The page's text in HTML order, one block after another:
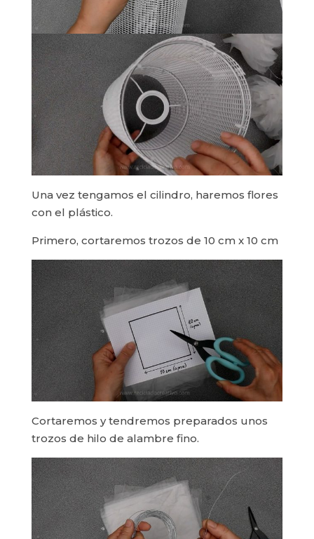
Una vez tengamos el cilindro, haremos flores
con el plástico.
Primero, cortaremos trozos de 10 cm x 10 cm
Cortaremos y tendremos preparados unos
trozos de hilo de alambre fino.